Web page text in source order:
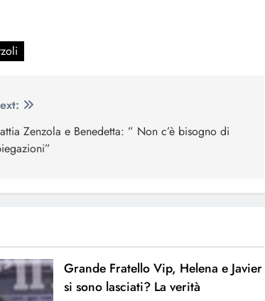
Zenzola e Benedetta: ” Non c’è bisogno di
Grande Fratello Vip, Helena e Javier
si sono lasciati? La verità